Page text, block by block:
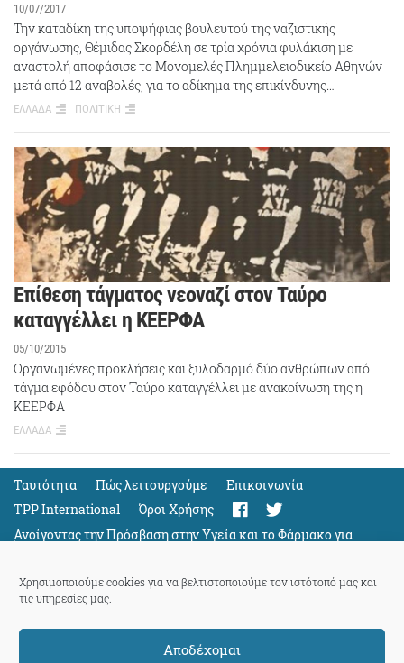
Χρησιμοποιούμε cookies για να βελτιστοποιούμε τον ιστότοπό μας και
τις υπηρεσίες μας.
Αποδέχομαι
10/07/2017
Την καταδίκη της υποψήφιας βουλευτού της ναζιστικής
οργάνωσης, Θέμιδας Σκορδέλη σε τρία χρόνια φυλάκιση με
αναστολή αποφάσισε το Μονομελές Πλημμελειοδικείο Αθηνών
μετά από 12 αναβολές, για το αδίκημα της επικίνδυνης…
ΕΛΛΑΔΑ ΠΟΛΙΤΙΚΗ
Επίθεση τάγματος νεοναζί στον Ταύρο
καταγγέλλει η ΚΕΕΡΦΑ
05/10/2015
Οργανωμένες προκλήσεις και ξυλοδαρμό δύο ανθρώπων από
τάγμα εφόδου στον Ταύρο καταγγέλλει με ανακοίνωση της η
ΚΕΕΡΦΑ
ΕΛΛΑΔΑ
Ταυτότητα Πώς λειτουργούμε
Eπικοινωνία
TPP International
Όροι Χρήσης
Ανοίγοντας την Πρόσβαση στην Υγεία και το Φάρμακο για
Όλους
Support